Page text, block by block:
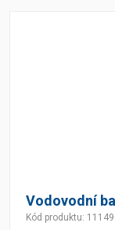
Vodovodní
Kód produktu: 11149